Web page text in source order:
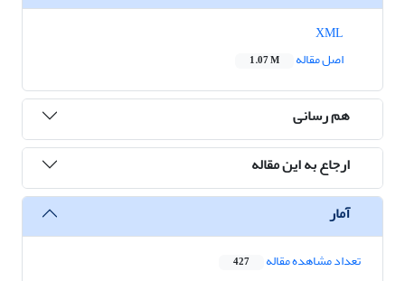
اصل مقاله
1.07 M
هم رسانی
ارجاع به این مقاله
آمار
تعداد مشاهده مقاله 427